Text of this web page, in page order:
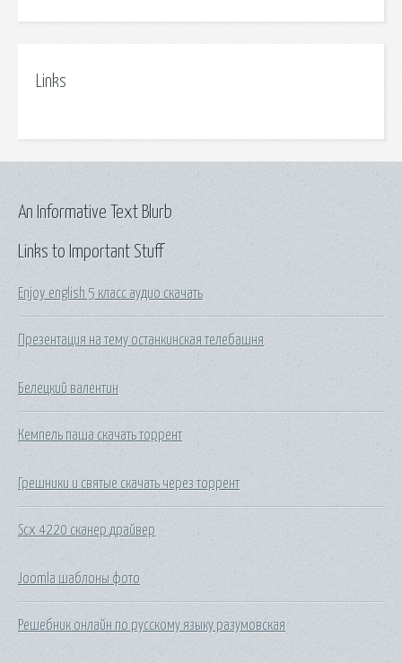
Links
Links to Important Stuff
Enjoy english 5 класс аудио скачать
Презентация на тему останкинская телебашня
Белецкий валентин
Кемпель паша скачать торрент
Грешники и святые скачать через торрент
Scx 4220 сканер драйвер
Joomla шаблоны фото
Решебник онлайн по русскому языку разумовская
An Informative Text Blurb